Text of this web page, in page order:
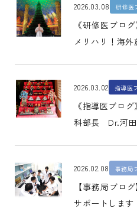
2026.03.08 研修医
《研修医ブロ
メリハリ！海
2026.03.02 指導医
《指導医ブロ
科部長 Dr.河田
2026.02.08 事務局
【事務局ブロ
サポートします